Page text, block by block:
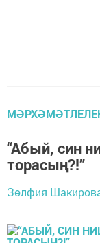
“Абый, син
торасың?!”
Зөлфия